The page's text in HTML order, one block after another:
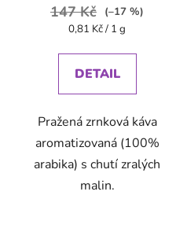
147 Kč
(–17 %)
Měrná
0,81 Kč / 1 g
DETAIL
Pražená zrnková káva
aromatizovaná (100%
arabika) s chutí zralých
malin.